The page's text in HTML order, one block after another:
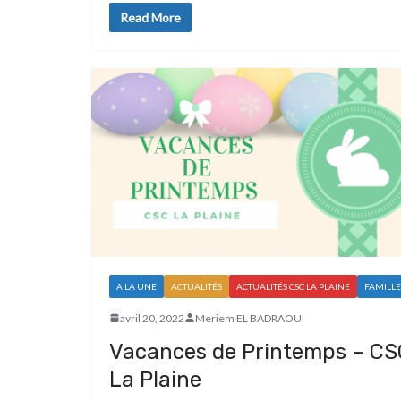
Read More
A LA UNE ACTUALITÉS ACTUALITÉS CSC LA PLAINE FAMILLE
avril 20, 2022 Meriem EL BADRAOUI
Vacances de Printemps –
La Plaine